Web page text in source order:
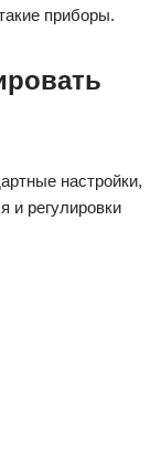
приборы.
настройки,
и регулировки